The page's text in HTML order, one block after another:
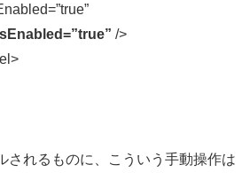
/>
されるものに、こういう手動操作は